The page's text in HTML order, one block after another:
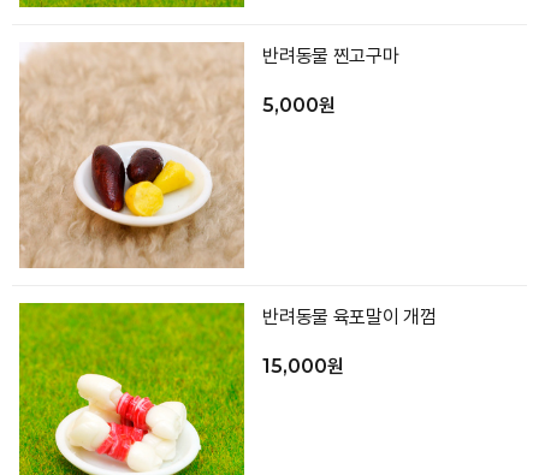
반려동물 찐고구마
5,000원
반려동물 육포말이 개껌
15,000원